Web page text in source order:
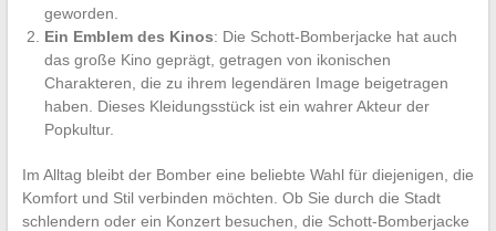
geworden.
Ein Emblem des Kinos: Die Schott-Bomberjacke hat auch
das große Kino geprägt, getragen von ikonischen
Charakteren, die zu ihrem legendären Image beigetragen
haben. Dieses Kleidungsstück ist ein wahrer Akteur der
Popkultur.
Im Alltag bleibt der Bomber eine beliebte Wahl für diejenigen, die
Komfort und Stil verbinden möchten. Ob Sie durch die Stadt
schlendern oder ein Konzert besuchen, die Schott-Bomberjacke